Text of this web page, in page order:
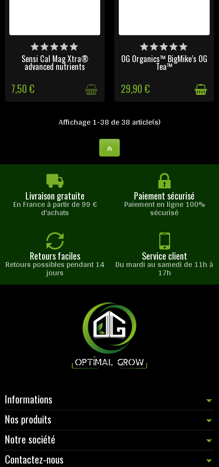
DERNIERS ARTICLES EN
STOCK
Sensi Cal Mag Xtra®
advanced nutrients
7,50 €
DERNIERS ARTICLES EN
STOCK
OG Organics™ BigMike’s OG
Tea™
29,90 €
Affichage 1-38 de 38 article(s)
Livraison gratuite
En France à partir de 99 €
d'achats
Paiement sécurisé
Paiement en ligne 100%
sécurisé
Retours faciles
Retours possibles pendant 14
jours
Service client
Du mardi au samedi de 11h à
17h
Informations
Nos produits
Notre société
Contactez-nous